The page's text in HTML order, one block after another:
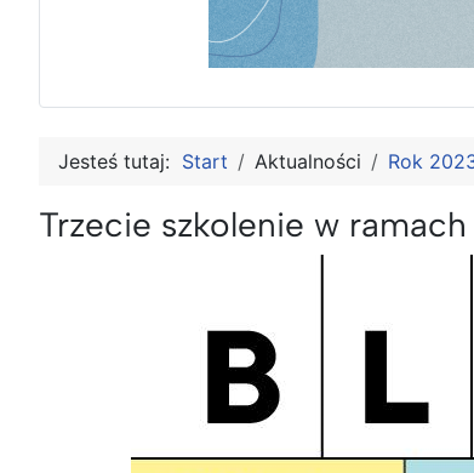
Jesteś tutaj: Start Aktualności Rok
Trzecie szkolenie w